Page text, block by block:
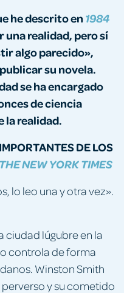
he descrito en 1984
una realidad, pero sí
algo parecido»,
su novela.
se ha encargado
de ciencia
la realidad.
DE LOS
THE NEW YORK TIMES
lo leo una y otra vez».
ciudad lúgubre en la
controla de forma
Winston Smith
y su cometido